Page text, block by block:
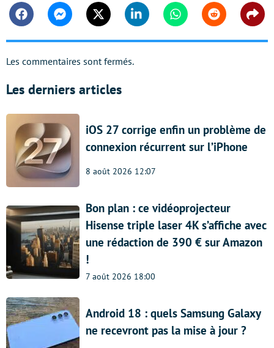
FacebookMessengerTwitter Linkedin WhatsappReddit
Les commentaires sont fermés.
Les derniers articles
iOS 27 corrige enfin un problème de
connexion récurrent sur l’iPhone
8 août 2026 12:07
Bon plan : ce vidéoprojecteur
Hisense triple laser 4K s’affiche avec
une rédaction de 390 € sur Amazon
!
7 août 2026 18:00
Android 18 : quels Samsung Galaxy
ne recevront pas la mise à jour ?